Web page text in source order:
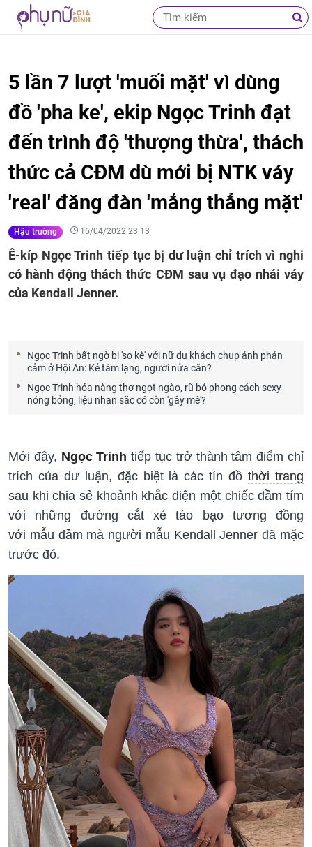
5 lần 7 lượt 'muối mặt' vì dùng
đồ 'pha ke', ekip Ngọc Trinh đạt
đến trình độ 'thượng thừa', thách
thức cả CĐM dù mới bị NTK váy
'real' đăng đàn 'mắng thẳng mặt'
Hậu trường 16/04/2022 23:13
Ê-kíp Ngọc Trinh tiếp tục bị dư luận chỉ trích vì nghi
có hành động thách thức CĐM sau vụ đạo nhái váy
của Kendall Jenner.
Ngọc Trinh bất ngờ bị 'so kè' với nữ du khách chụp ảnh phản
cảm ở Hội An: Kẻ tám lạng, người nửa cân?
Ngọc Trinh hóa nàng thơ ngọt ngào, rũ bỏ phong cách sexy
nóng bỏng, liệu nhan sắc có còn 'gây mê'?
Mới đây, Ngọc Trinh tiếp tục trở thành tâm điểm chỉ
trích của dư luận, đặc biệt là các tín đồthời trang
sau khi chia sẻ khoảnh khắc diện mộtchiếc đầm tím
với những đường cắt xẻ táo bạo tương đồng
với mẫu đầm mà người mẫu Kendall Jenner đã mặc
trước đó.